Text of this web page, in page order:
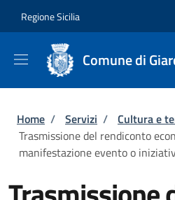
Regione Sicilia
Comune di
Briciole di pane
Home / Servizi / Cultura e
Trasmissione del rendiconto
manifestazione evento o